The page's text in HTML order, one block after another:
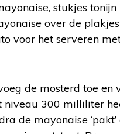
stukjes
over de
voor het serveren
de mosterd toe
niveau 300 milliliter
de mayonaise